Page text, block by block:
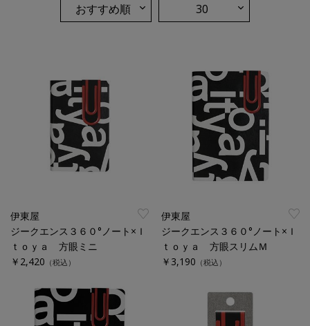
おすすめ順 30
伊東屋
ジークエンス３６０°ノート×Ｉ
ｔｏｙａ 方眼ミニ
￥2,420 （税込）
伊東屋
ジークエンス３６０°ノート×Ｉ
ｔｏｙａ 方眼スリムＭ
￥3,190 （税込）